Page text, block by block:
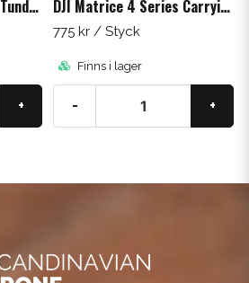
Dimatex Backpack for Tundra 2
+
DJI Matrice 4 Series Carrying Case Strap
775 kr / Styck
Finns i lager
- +